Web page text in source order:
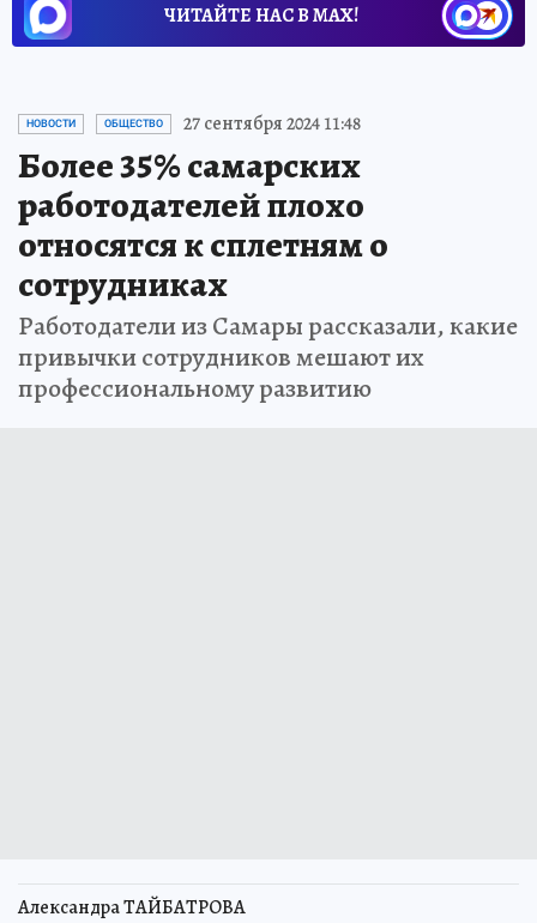
ЧИТАЙТЕ НАС В МАХ!
НОВОСТИ ОБЩЕСТВО 27 сентября 2024 11:48
Более 35% самарских
работодателей плохо
относятся к сплетням о
сотрудниках
Работодатели из Самары рассказали, какие
привычки сотрудников мешают их
профессиональному развитию
Александра ТАЙБАТРОВА